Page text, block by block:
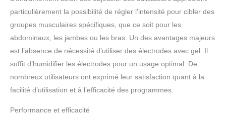
est transmise aux muscles sous forme
d'impulsions, le corps consommera de l'énergie
par la contraction musculaire, amenant la forme
physique et la perte de graisse à un niveau
confortable et efficace 【Ceinture Abdominale
Electrostimulation Utilisation Simple Et SûRe】
1.Installer le contrôleur,2.Déchirer le film
protecteur et vaporiser de l'eau.3.Fixer la
electrostimulateur musculaire à la taille/aux
bras/aux jambes,4.Appuyer et maintenir le
bouton "M" pendant 2 secondes pour allumer la
particulièrement la possibilité de régler l’intensité pour cibler des
groupes musculaires spécifiques, que ce soit pour les
abdominaux, les jambes ou les bras. Un des avantages majeurs
est l’absence de nécessité d’utiliser des électrodes avec gel. Il
suffit d’humidifier les électrodes pour un usage optimal. De
nombreux utilisateurs ont exprimé leur satisfaction quant à la
facilité d’utilisation et à l’efficacité des programmes.
Performance et efficacité